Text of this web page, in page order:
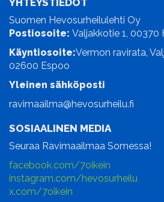
YHTEYSTIEDOT
Suomen Hevosurheilulehti Oy
Postiosoite: Valjakkotie 1, 00370
Käyntiosoite:Vermon ravirata,
02600 Espoo
Yleinen sähköposti
ravimaailma@hevosurheilu.fi
SOSIAALINEN MEDIA
Seuraa Ravimaailmaa Somessa!
facebook.com/7oikein
instagram.com/hevosurheilu
x.com/7oikein